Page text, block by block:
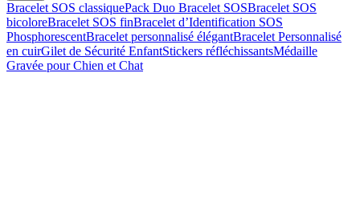
Bracelet SOS classiquePack Duo Bracelet SOSBracelet SOS
bicoloreBracelet SOS finBracelet d’Identification SOS
PhosphorescentBracelet personnalisé élégantBracelet Personnalisé
en cuirGilet de Sécurité EnfantStickers réfléchissantsMédaille
Gravée pour Chien et Chat